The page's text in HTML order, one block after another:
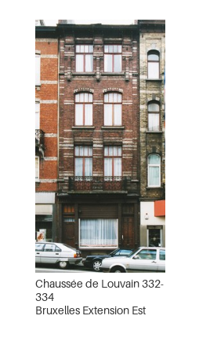
Chaussée de Louvain 332-
334
Bruxelles Extension Est